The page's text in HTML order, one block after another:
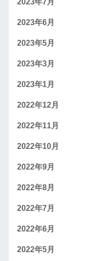
2023年6月
2023年5月
2023年3月
2023年1月
2022年12月
2022年11月
2022年10月
2022年9月
2022年8月
2022年7月
2022年6月
2022年5月